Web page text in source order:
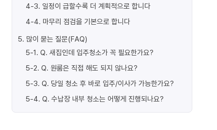
4-3. 일정이 급할수록 더 계획적으로 합니다
4-4. 마무리 점검을 기본으로 합니다
5. 많이 묻는 질문(FAQ)
5-1. Q. 새집인데 입주청소가 꼭 필요한가요?
5-2. Q. 원룸은 직접 해도 되지 않나요?
5-3. Q. 당일 청소 후 바로 입주/이사가 가능한가요?
5-4. Q. 수납장 내부 청소는 어떻게 진행되나요?